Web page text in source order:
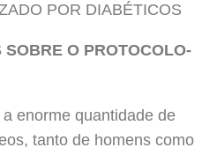
POR DIABÉTICOS
SOBRE O PROTOCOLO-
enorme quantidade de
tanto de homens como